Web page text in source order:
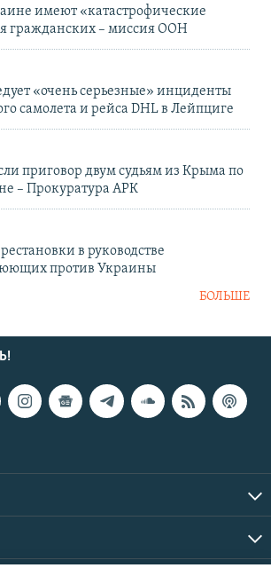
имеют «катастрофические
гражданских – миссия ООН
«очень серьезные» инциденты
самолета и рейса DHL в Лейпциге
приговор двум судьям из Крыма по
– Прокуратура АРК
в руководстве
против Украины
БОЛЬШЕ